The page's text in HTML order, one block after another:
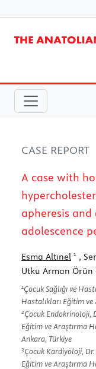
CASE REPORT
A case with
apheresis
adolescence
Esma Altınel 1 ,
Utku Arman Örün
1Çocuk Sağlığı ve
Hastalıkları Eğitim
2Çocuk Endokrinoloji,
Eğitim ve Araştırma
Ankara, Türkiye
3Çocuk Kardiyoloji, Dr.
Eğitim ve Araştırma